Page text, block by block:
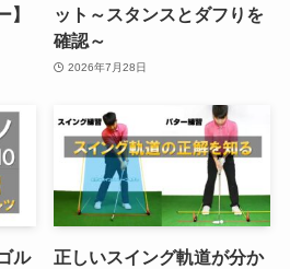
ット～スタンスとダフりを
確認～
2026年7月28日
ル
正しいスイング軌道が分か